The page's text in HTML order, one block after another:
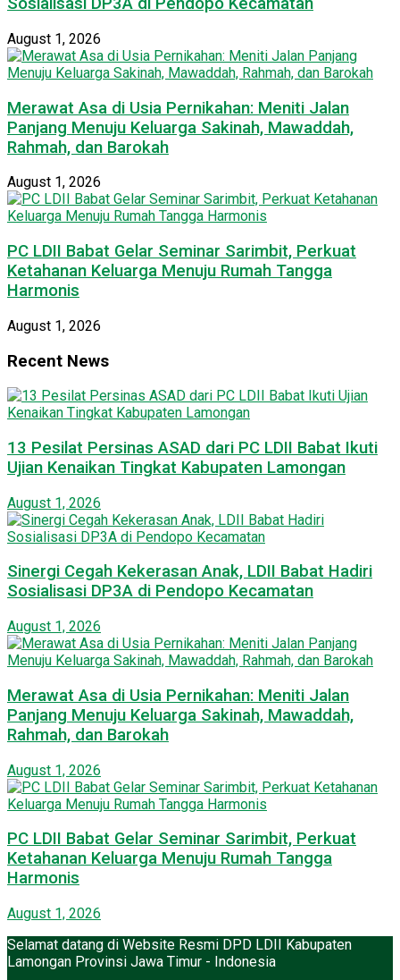
August 1, 2026
Merawat Asa di Usia Pernikahan: Meniti Jalan
Panjang Menuju Keluarga Sakinah, Mawaddah,
Rahmah, dan Barokah
August 1, 2026
PC LDII Babat Gelar Seminar Sarimbit, Perkuat
Ketahanan Keluarga Menuju Rumah Tangga
Harmonis
August 1, 2026
Recent News
13 Pesilat Persinas ASAD dari PC LDII Babat Ikuti
Ujian Kenaikan Tingkat Kabupaten Lamongan
August 1, 2026
Sinergi Cegah Kekerasan Anak, LDII Babat Hadiri
Sosialisasi DP3A di Pendopo Kecamatan
August 1, 2026
Merawat Asa di Usia Pernikahan: Meniti Jalan
Panjang Menuju Keluarga Sakinah, Mawaddah,
Rahmah, dan Barokah
August 1, 2026
PC LDII Babat Gelar Seminar Sarimbit, Perkuat
Ketahanan Keluarga Menuju Rumah Tangga
Harmonis
August 1, 2026
Selamat datang di Website Resmi DPD LDII Kabupaten
Lamongan Provinsi Jawa Timur - Indonesia